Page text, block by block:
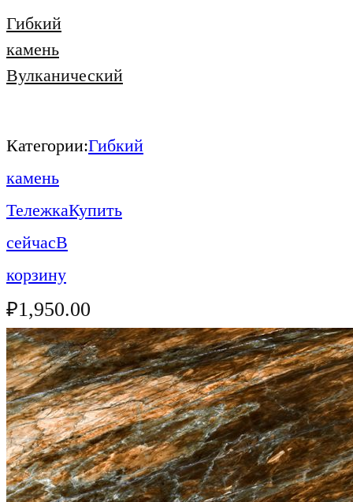
Гибкий
камень
Вулканический
Категории:Гибкий
камень
ТележкаКупить
сейчасВ
корзину
₽1,950.00